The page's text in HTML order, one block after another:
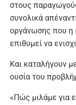
στους
συνολικά
οργάνωσης που η
επιθυμεί να
Και καταλήγουν
ουσία του
«Πώς μιλάμε για